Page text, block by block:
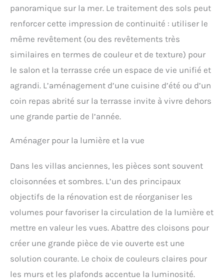
Linge Permet De Sécher Rapidement Les Vêtements.
Zones Très Humides, Protection Durable Contre
L’humidité. Le Mode Sommeil Éteint La Lumière,
S’endormir. Conseil : Pour Des Résultats Optimaux,
Fermer Les Portes Et Fenêtres Pendant L’utilisation.
10 Ans De Support Technique Professionnel - Le
deshumidificateur d air KNKA Offre 10 Ans De
Questions, Connectez-Vous À Votre Compte Amazon,
Sélectionnez « Vos Commandes », Trouvez Le
Numéro De Commande, Puis Cliquez Sur «
Solution ! Remarque : Pour Des Performances
Déshumidificateur Vertical Pendant 24 Heures Pour
Assurer Un Équilibre Interne Et Un Fonctionnement
Fiable À Long Terme.
panoramique sur la mer. Le traitement des sols peut
renforcer cette impression de continuité : utiliser le
même revêtement (ou des revêtements très
similaires en termes de couleur et de texture) pour
le salon et la terrasse crée un espace de vie unifié et
agrandi. L’aménagement d’une cuisine d’été ou d’un
coin repas abrité sur la terrasse invite à vivre dehors
une grande partie de l’année.
Aménager pour la lumière et la vue
Dans les villas anciennes, les pièces sont souvent
cloisonnées et sombres. L’un des principaux
objectifs de la rénovation est de réorganiser les
volumes pour favoriser la circulation de la lumière et
mettre en valeur les vues. Abattre des cloisons pour
créer une grande pièce de vie ouverte est une
solution courante. Le choix de couleurs claires pour
les murs et les plafonds accentue la luminosité.